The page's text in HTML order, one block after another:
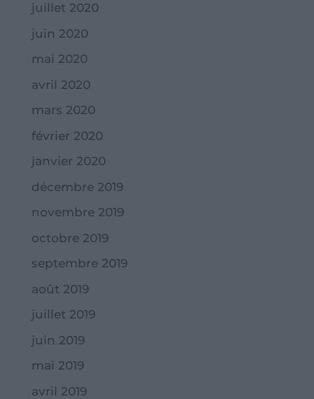
juillet 2020
juin 2020
mai 2020
avril 2020
mars 2020
février 2020
janvier 2020
décembre 2019
novembre 2019
octobre 2019
septembre 2019
août 2019
juillet 2019
juin 2019
mai 2019
avril 2019